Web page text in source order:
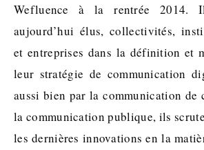
Wefluence à la rentrée 2014.
aujourd’hui élus, collectivités,
et entreprises dans la définition et
leur stratégie de communication
aussi bien par la communication de
la communication publique, ils
les dernières innovations en la